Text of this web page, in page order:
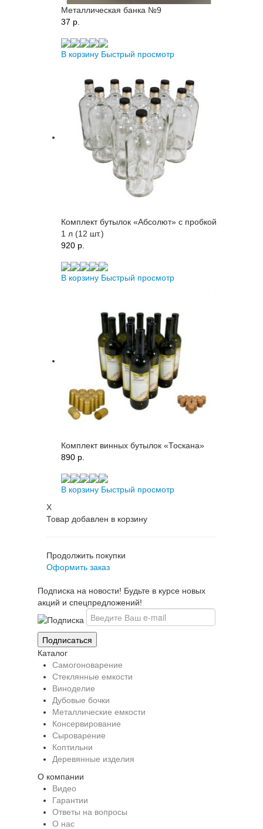
Металлическая банка №9
37 p.
В корзину Быстрый просмотр
Комплект бутылок «Абсолют» с пробкой
1 л (12 шт.)
920 p.
В корзину Быстрый просмотр
Комплект винных бутылок «Тоскана»
890 p.
В корзину Быстрый просмотр
X
Товар добавлен в корзину
Продолжить покупки
Оформить заказ
Подписка на новости! Будьте в курсе новых
акций и спецпредложений!
Каталог
Самогоноварение
Стеклянные емкости
Виноделие
Дубовые бочки
Металлические емкости
Консервирование
Сыроварение
Коптильни
Деревянные изделия
О компании
Видео
Гарантии
Ответы на вопросы
О нас